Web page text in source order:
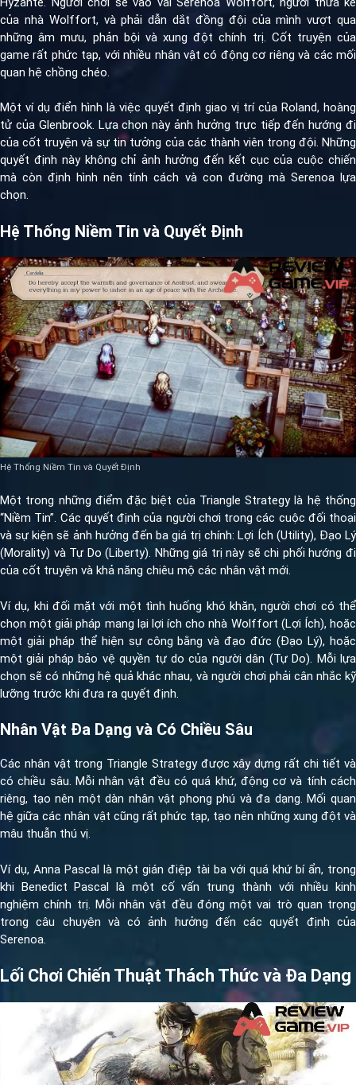
của nhà Wolffort, và phải dẫn dắt đồng đội của mình vượt qua
những âm mưu, phản bội và xung đột chính trị. Cốt truyện của
game rất phức tạp, với nhiều nhân vật có động cơ riêng và các mối
quan hệ chồng chéo.
Một ví dụ điển hình là việc quyết định giao vị trí của Roland, hoàng
tử của Glenbrook. Lựa chọn này ảnh hưởng trực tiếp đến hướng đi
của cốt truyện và sự tin tưởng của các thành viên trong đội. Những
quyết định này không chỉ ảnh hưởng đến kết cục của cuộc chiến
mà còn định hình nên tính cách và con đường mà Serenoa lựa
chọn.
Hệ Thống Niềm Tin và Quyết Định
Hệ Thống Niềm Tin và Quyết Định
Một trong những điểm đặc biệt của Triangle Strategy là hệ thống
“Niềm Tin”. Các quyết định của người chơi trong các cuộc đối thoại
và sự kiện sẽ ảnh hưởng đến ba giá trị chính: Lợi Ích (Utility), Đạo Lý
(Morality) và Tự Do (Liberty). Những giá trị này sẽ chi phối hướng đi
của cốt truyện và khả năng chiêu mộ các nhân vật mới.
Ví dụ, khi đối mặt với một tình huống khó khăn, người chơi có thể
chọn một giải pháp mang lại lợi ích cho nhà Wolffort (Lợi Ích), hoặc
một giải pháp thể hiện sự công bằng và đạo đức (Đạo Lý), hoặc
một giải pháp bảo vệ quyền tự do của người dân (Tự Do). Mỗi lựa
chọn sẽ có những hệ quả khác nhau, và người chơi phải cân nhắc kỹ
lưỡng trước khi đưa ra quyết định.
Nhân Vật Đa Dạng và Có Chiều Sâu
Các nhân vật trong Triangle Strategy được xây dựng rất chi tiết và
có chiều sâu. Mỗi nhân vật đều có quá khứ, động cơ và tính cách
riêng, tạo nên một dàn nhân vật phong phú và đa dạng. Mối quan
hệ giữa các nhân vật cũng rất phức tạp, tạo nên những xung đột và
mâu thuẫn thú vị.
Ví dụ, Anna Pascal là một gián điệp tài ba với quá khứ bí ẩn, trong
khi Benedict Pascal là một cố vấn trung thành với nhiều kinh
nghiệm chính trị. Mỗi nhân vật đều đóng một vai trò quan trọng
trong câu chuyện và có ảnh hưởng đến các quyết định của
Serenoa.
Lối Chơi Chiến Thuật Thách Thức và Đa Dạng